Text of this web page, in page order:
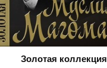
Золотая коллекция